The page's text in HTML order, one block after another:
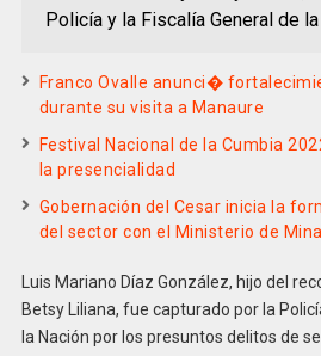
Policía y la Fiscalía General de
Franco Ovalle anunci�
durante su visita a Manaure
Festival Nacional de la Cumbia
la presencialidad
Gobernación del Cesar inicia la
del sector con el Ministerio de
Luis Mariano Díaz González, hijo del
Betsy Liliana, fue capturado por la
la Nación por los presuntos delitos de